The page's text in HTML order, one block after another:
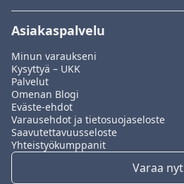
Asiakaspalvelu
Minun varaukseni
Kysyttyä – UKK
Palvelut
Omenan Blogi
Eväste-ehdot
Varausehdot ja tietosuojaseloste
Saavutettavuusseloste
Yhteistyökumppanit
Varaa nyt